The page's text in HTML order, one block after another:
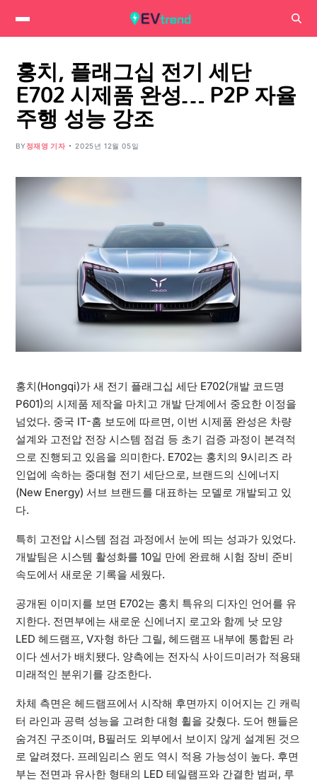
홍치, 플래그십 전기 세단
E702 시제품 완성… P2P 자율
주행 성능 강조
BY 정재영 기자 2025년 12월 05일
홍치(Hongqi)가 새 전기 플래그십 세단 E702(개발 코드명
P601)의 시제품 제작을 마치고 개발 단계에서 중요한 이정을
넘었다. 중국 IT-홈 보도에 따르면, 이번 시제품 완성은 차량
설계와 고전압 전장 시스템 점검 등 초기 검증 과정이 본격적
으로 진행되고 있음을 의미한다. E702는 홍치의 9시리즈 라
인업에 속하는 중대형 전기 세단으로, 브랜드의 신에너지
(New Energy) 서브 브랜드를 대표하는 모델로 개발되고 있
다.
특히 고전압 시스템 점검 과정에서 눈에 띄는 성과가 있었다.
개발팀은 시스템 활성화를 10일 만에 완료해 시험 장비 준비
속도에서 새로운 기록을 세웠다.
공개된 이미지를 보면 E702는 홍치 특유의 디자인 언어를 유
지한다. 전면부에는 새로운 신에너지 로고와 함께 낫 모양
LED 헤드램프, V자형 하단 그릴, 헤드램프 내부에 통합된 라
이다 센서가 배치됐다. 양측에는 전자식 사이드미러가 적용돼
미래적인 분위기를 강조한다.
차체 측면은 헤드램프에서 시작해 후면까지 이어지는 긴 캐릭
터 라인과 공력 성능을 고려한 대형 휠을 갖췄다. 도어 핸들은
숨겨진 구조이며, B필러도 외부에서 보이지 않게 설계된 것으
로 알려졌다. 프레임리스 윈도 역시 적용 가능성이 높다. 후면
부는 전면과 유사한 형태의 LED 테일램프와 간결한 범퍼, 루